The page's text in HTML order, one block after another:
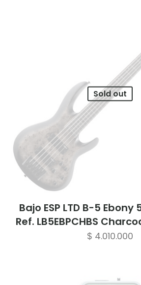
Sold out
Bajo ESP LTD B-5 Ebony
Ref. LB5EBPCHBS
$ 4.010.000